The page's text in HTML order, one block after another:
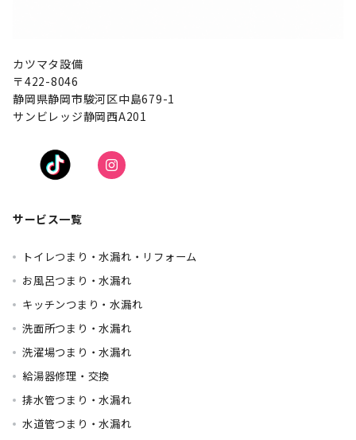
カツマタ設備
〒422-8046
静岡県静岡市駿河区中島679-1
サンビレッジ静岡西A201
サービス一覧
トイレつまり・水漏れ・リフォーム
お風呂つまり・水漏れ
キッチンつまり・水漏れ
洗面所つまり・水漏れ
洗濯場つまり・水漏れ
給湯器修理・交換
排水管つまり・水漏れ
水道管つまり・水漏れ